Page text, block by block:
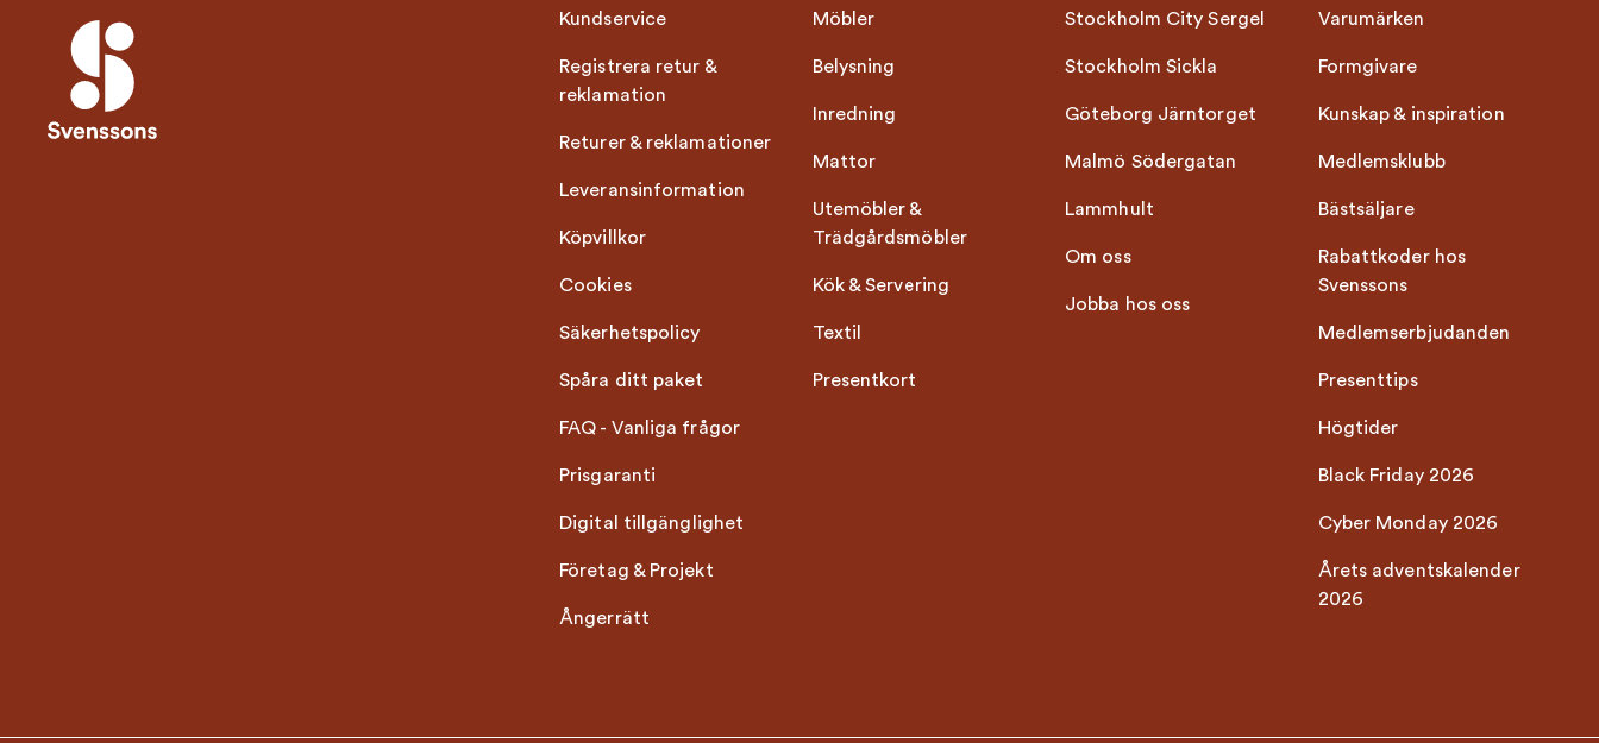
Kundservice
Registrera retur &
reklamation
Returer & reklamationer
Leveransinformation
Köpvillkor
Cookies
Säkerhetspolicy
Spåra ditt paket
FAQ - Vanliga frågor
Prisgaranti
Digital tillgänglighet
Företag & Projekt
Ångerrätt
Möbler
Belysning
Inredning
Mattor
Utemöbler &
Trädgårdsmöbler
Kök & Servering
Textil
Presentkort
Stockholm City Sergel
Stockholm Sickla
Göteborg Järntorget
Malmö Södergatan
Lammhult
Om oss
Jobba hos oss
Varumärken
Formgivare
Kunskap & inspiration
Medlemsklubb
Bästsäljare
Rabattkoder hos
Svenssons
Medlemserbjudanden
Presenttips
Högtider
Black Friday 2026
Cyber Monday 2026
Årets adventskalender
2026